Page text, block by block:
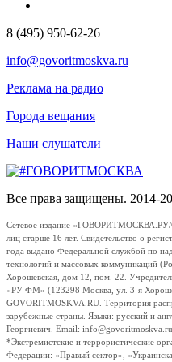
8 (495) 950-62-26
info@govoritmoskva.ru
Реклама на радио
Города вещания
Наши слушатели
Все права защищены. 2014-
Сетевое издание «ГОВОРИТМОСКВА.РУ/
лиц старше 16 лет. Свидетельство о
года выдано Федеральной службой по
технологий и массовых коммуникаций
Хорошевская, дом 12, пом. 22.
«РУ ФМ» (123298 Москва, ул. 3-я
GOVORITMOSKVA.RU. Территория
зарубежные страны. Языки: русский и
Георгиевич. Email:
*Экстремистские и террористические
Федерации: «Правый сектор»,